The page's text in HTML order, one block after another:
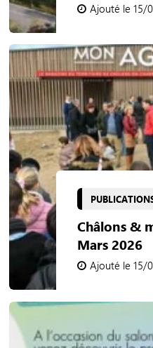
Ajouté le 15/
Châlons &
Mars 2026
Ajouté le 15/